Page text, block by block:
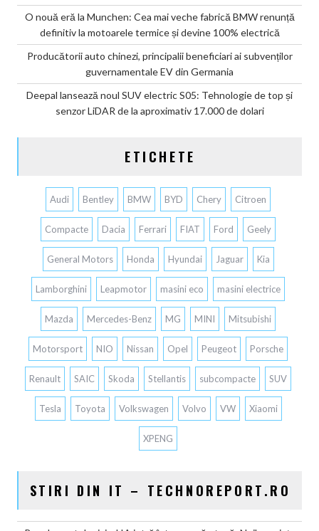
O nouă eră la Munchen: Cea mai veche fabrică BMW renunță
definitiv la motoarele termice și devine 100% electrică
Producătorii auto chinezi, principalii beneficiari ai subvenților
guvernamentale EV din Germania
Deepal lansează noul SUV electric S05: Tehnologie de top și
senzor LiDAR de la aproximativ 17.000 de dolari
ETICHETE
Audi Bentley BMW BYD Chery Citroen
Compacte Dacia Ferrari FIAT Ford Geely
General Motors Honda Hyundai Jaguar Kia
Lamborghini Leapmotor masini eco masini electrice
Mazda Mercedes-Benz MG MINI Mitsubishi
Motorsport NIO Nissan Opel Peugeot Porsche
Renault SAIC Skoda Stellantis subcompacte SUV
Tesla Toyota Volkswagen Volvo VW Xiaomi
XPENG
STIRI DIN IT – TECHNOREPORT.RO